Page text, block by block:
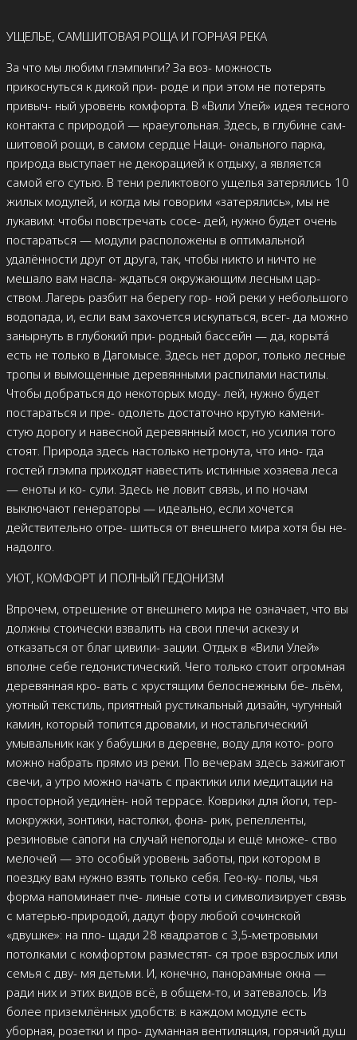
УЩЕЛЬЕ, САМШИТОВАЯ РОЩА И ГОРНАЯ РЕКА
За что мы любим глэмпинги? За воз- можность
прикоснуться к дикой при- роде и при этом не потерять
привыч- ный уровень комфорта. В «Вили Улей» идея тесного
контакта с природой — краеугольная. Здесь, в глубине сам-
шитовой рощи, в самом сердце Наци- онального парка,
природа выступает не декорацией к отдыху, а является
самой его сутью. В тени реликтового ущелья затерялись 10
жилых модулей, и когда мы говорим «затерялись», мы не
лукавим: чтобы повстречать сосе- дей, нужно будет очень
постараться — модули расположены в оптимальной
удалённости друг от друга, так, чтобы никто и ничто не
мешало вам насла- ждаться окружающим лесным цар-
ством. Лагерь разбит на берегу гор- ной реки у небольшого
водопада, и, если вам захочется искупаться, всег- да можно
занырнуть в глубокий при- родный бассейн — да, корыта́
есть не только в Дагомысе. Здесь нет дорог, только лесные
тропы и вымощенные деревянными распилами настилы.
Чтобы добраться до некоторых моду- лей, нужно будет
постараться и пре- одолеть достаточно крутую камени-
стую дорогу и навесной деревянный мост, но усилия того
стоят. Природа здесь настолько нетронута, что ино- гда
гостей глэмпа приходят навестить истинные хозяева леса
— еноты и ко- сули. Здесь не ловит связь, и по ночам
выключают генераторы — идеально, если хочется
действительно отре- шиться от внешнего мира хотя бы не-
надолго.
УЮТ, КОМФОРТ И ПОЛНЫЙ ГЕДОНИЗМ
Впрочем, отрешение от внешнего мира не означает, что вы
должны стоически взвалить на свои плечи аскезу и
отказаться от благ цивили- зации. Отдых в «Вили Улей»
вполне себе гедонистический. Чего только стоит огромная
деревянная кро- вать с хрустящим белоснежным бе- льём,
уютный текстиль, приятный рустикальный дизайн, чугунный
камин, который топится дровами, и ностальгический
умывальник как у бабушки в деревне, воду для кото- рого
можно набрать прямо из реки. По вечерам здесь зажигают
свечи, а утро можно начать с практики или медитации на
просторной уединён- ной террасе. Коврики для йоги, тер-
мокружки, зонтики, настолки, фона- рик, репелленты,
резиновые сапоги на случай непогоды и ещё множе- ство
мелочей — это особый уровень заботы, при котором в
поездку вам нужно взять только себя. Гео-ку- полы, чья
форма напоминает пче- линые соты и символизирует связь
с матерью-природой, дадут фору любой сочинской
«двушке»: на пло- щади 28 квадратов с 3,5-метровыми
потолками с комфортом разместят- ся трое взрослых или
семья с дву- мя детьми. И, конечно, панорамные окна —
ради них и этих видов всё, в общем-то, и затевалось. Из
более приземлённых удобств: в каждом модуле есть
уборная, розетки и про- думанная вентиляция, горячий душ